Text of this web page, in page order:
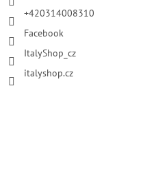
+420314008310
Facebook
ItalyShop_cz
italyshop.cz